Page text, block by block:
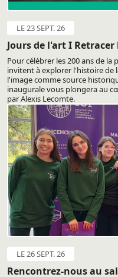
LE 23 SEPT. 26
Jours de l'art I
Pour célébrer les 200 ans de
invitent à explorer l'histoire de
l'image comme source
inaugurale vous plongera au
par Alexis Lecomte.
LE 26 SEPT. 26
Rencontrez-nous au